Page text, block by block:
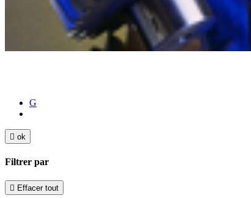
G
 ok
Filtrer par
 Effacer tout